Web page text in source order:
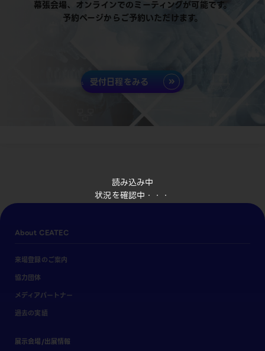
読み込み中
状況を確認中・・・
幕張会場、オンラインでのミーティングが可能です。
予約ページからご予約いただけます。
受付日程をみる
About CEATEC
来場登録のご案内
協力団体
メディアパートナー
過去の実績
展示会場/出展情報